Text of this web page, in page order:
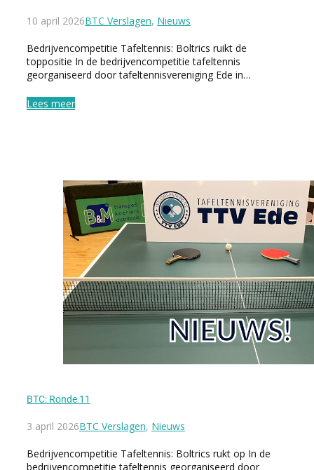
10 april 2026BTC Verslagen, Nieuws
Bedrijvencompetitie Tafeltennis: Boltrics ruikt de
toppositie In de bedrijvencompetitie tafeltennis
georganiseerd door tafeltennisvereniging Ede in…
Lees meer
BTC: Ronde 11
3 april 2026BTC Verslagen, Nieuws
Bedrijvencompetitie Tafeltennis: Boltrics rukt op In de
bedrijvencompetitie tafeltennis georganiseerd door